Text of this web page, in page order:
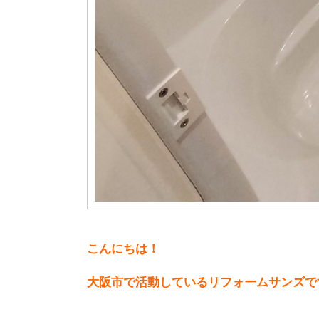
こんにちは！
大阪市で活動しているリフォームサンズ